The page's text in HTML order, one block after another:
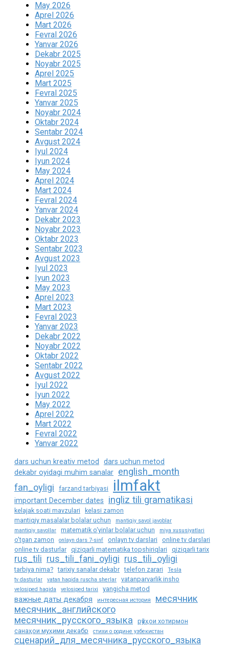
May 2026
Aprel 2026
Mart 2026
Fevral 2026
Yanvar 2026
Dekabr 2025
Noyabr 2025
Aprel 2025
Mart 2025
Fevral 2025
Yanvar 2025
Noyabr 2024
Oktabr 2024
Sentabr 2024
Avgust 2024
Iyul 2024
Iyun 2024
May 2024
Aprel 2024
Mart 2024
Fevral 2024
Yanvar 2024
Dekabr 2023
Noyabr 2023
Oktabr 2023
Sentabr 2023
Avgust 2023
Iyul 2023
Iyun 2023
May 2023
Aprel 2023
Mart 2023
Fevral 2023
Yanvar 2023
Dekabr 2022
Noyabr 2022
Oktabr 2022
Sentabr 2022
Avgust 2022
Iyul 2022
Iyun 2022
May 2022
Aprel 2022
Mart 2022
Fevral 2022
Yanvar 2022
dars uchun kreativ metod
dars uchun metod
dekabr oyidagi muhim sanalar
english_month
fan_oyligi
farzand tarbiyasi ilmfakt
important December dates ingliz tili gramatikasi
kelajak soati mavzulari
kelasi zamon
mantiqiy masalalar bolalar uchun
mantiqiy savol javoblar
mantiqiy savollar
matematik o‘yinlar bolalar uchun miya xususiyatlari
o'tgan zamon onlayn dars 7-sinf onlayn tv darslari
online tv darslari
online tv dasturlar qiziqarli matematika topshiriqlari qiziqarli tarix
rus_tili rus_tili_fani_oyligi rus_tili_oyligi
tarbiya nima? tarixiy sanalar dekabr telefon zarari
Tesla
tv dasturlar
vatan haqida ruscha sherlar vatanparvarlik insho
velosiped haqida velosiped tarixi yangicha metod
важные даты декабря интересная история
месячник
месячник_английского
месячник_русского_языка
рӯзҳои хотирмон
санаҳои муҳими декабр
стихи о родине узбекистан
сценарий_для_месячника_русского_языка